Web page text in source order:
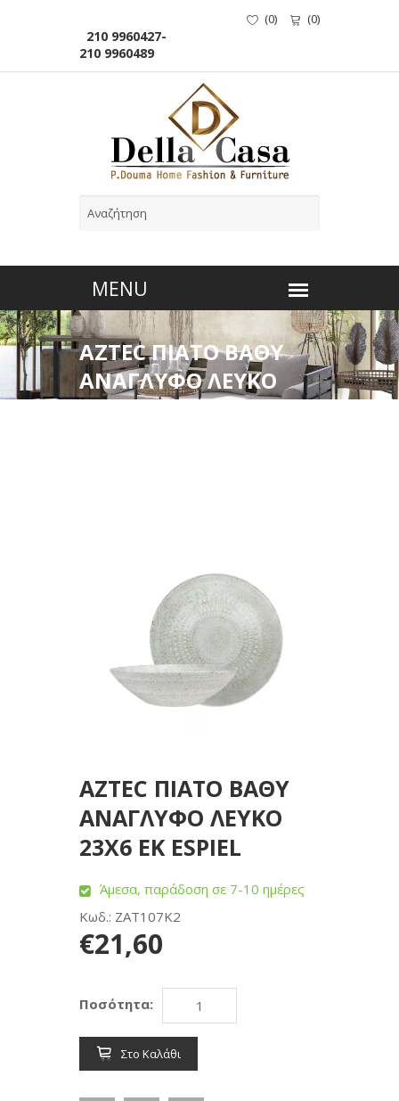
210 9960427-
210 9960489
(0) (0)
AZTEC ΠΙΑΤΟ ΒΑΘΥ
ΑΝΑΓΛΥΦΟ ΛΕΥΚΟ
23Χ6 ΕΚ
AZTEC ΠΙΑΤΟ ΒΑΘΥ
ΑΝΑΓΛΥΦΟ ΛΕΥΚΟ
23Χ6 ΕΚ ESPIEL
Άμεσα, παράδοση σε 7-10 ημέρες
Κωδ.: ZAT107K2
€21,60
Ποσότητα:
Στο Καλάθι